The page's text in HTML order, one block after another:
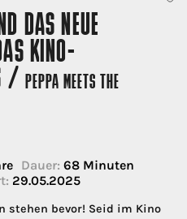
DAS NEUE
KINO-
/ PEPPA MEETS THE
Dauer: 68 Minuten
29.05.2025
stehen bevor! Seid im Kino